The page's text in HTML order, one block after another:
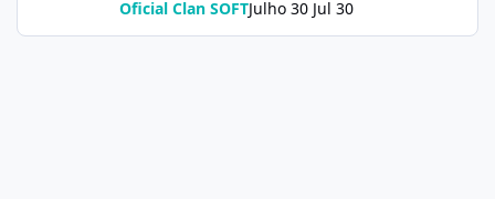
Oficial Clan SOFTJulho 30 Jul 30